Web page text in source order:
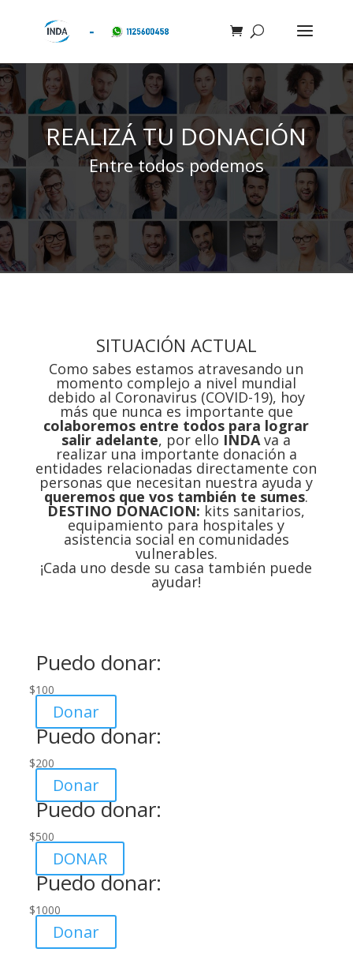
REALIZÁ TU DONACIÓN
Entre todos podemos
SITUACIÓN ACTUAL
Como sabes estamos atravesando un
momento complejo a nivel mundial
debido al Coronavirus (COVID-19), hoy
más que nunca es importante que
colaboremos entre todos para lograr
salir adelante, por ello INDAva a
realizar una importante donación a
entidades relacionadas directamente con
personas que necesitan nuestra ayuda y
queremos que vos también te sumes.
DESTINO DONACION: kits sanitarios,
equipamiento para hospitales y
asistencia social en comunidades
vulnerables.
¡Cada uno desde su casa también puede
ayudar!
Puedo donar:
$100
Donar
Puedo donar:
$200
Donar
Puedo donar:
$500
DONAR
Puedo donar:
$1000
Donar